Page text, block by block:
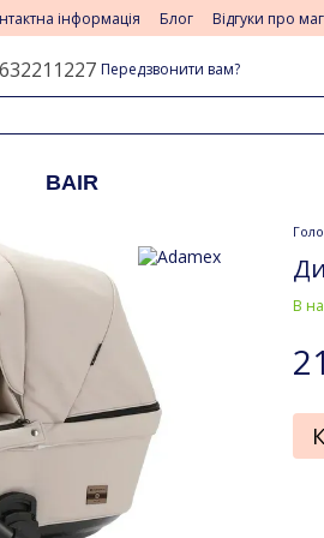
інформація Блог Відгуки про
Передзвонити вам?
BAIR
В